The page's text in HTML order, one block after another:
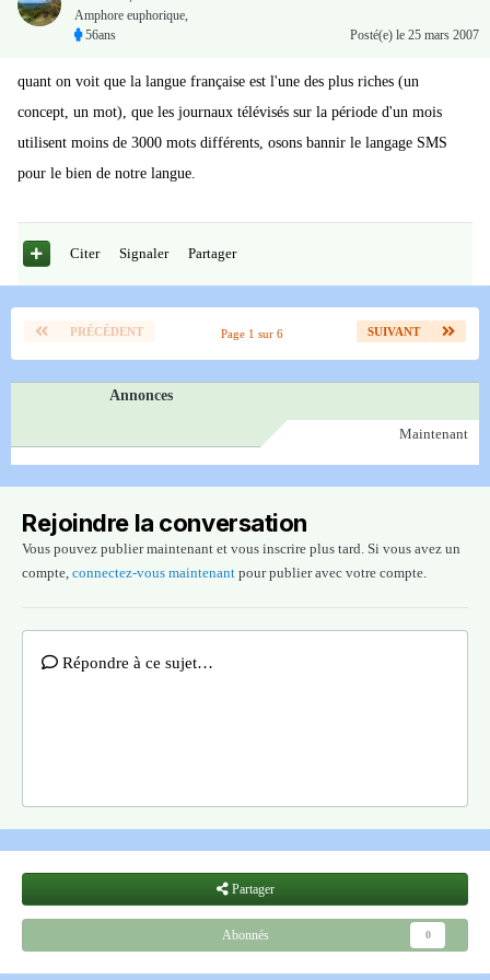
Amphore euphorique,
56ans
Posté(e) le 25 mars 2007
quant on voit que la langue française est l'une des plus riches (un
concept, un mot), que les journaux télévisés sur la période d'un mois
utilisent moins de 3000 mots différents, osons bannir le langage SMS
pour le bien de notre langue.
Citer Signaler Partager
PRÉCÉDENT SUIVANT
Page 1 sur 6
Annonces
Maintenant
Rejoindre la conversation
Vous pouvez publier maintenant et vous inscrire plus tard. Si vous avez un
compte, connectez-vous maintenant pour publier avec votre compte.
Répondre à ce sujet…
Partager
Abonnés 0